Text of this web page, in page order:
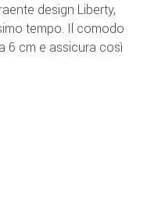
design Liberty,
tempo. Il comodo
6 cm e assicura così